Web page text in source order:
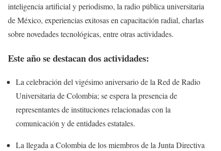
inteligencia artificial y periodismo, la radio pública universitaria
de México, experiencias exitosas en capacitación radial, charlas
sobre novedades tecnológicas, entre otras actividades.
Este año se destacan dos actividades:
La celebración del vigésimo aniversario de la Red de Radio
Universitaria de Colombia; se espera la presencia de
representantes de instituciones relacionadas con la
comunicación y de entidades estatales.
La llegada a Colombia de los miembros de la Junta Directiva